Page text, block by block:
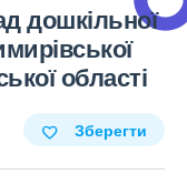
дошкільної
області
Зберегти